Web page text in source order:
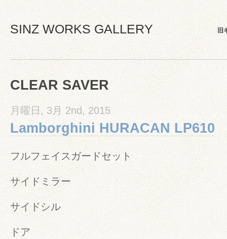
SINZ WORKS GALLERY
CLEAR SAVER
月曜日, 3月 2nd, 2015
Lamborghini HURACAN LP610
フルフェイスガードセット
サイドミラー
サイドシル
ドア